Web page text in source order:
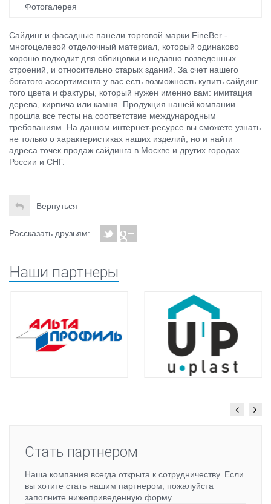
Фотогалерея
Сайдинг и фасадные панели торговой марки FineBer -
многоцелевой отделочный материал, который одинаково
хорошо подходит для облицовки и недавно возведенных
строений, и относительно старых зданий. За счет нашего
богатого ассортимента у вас есть возможность купить сайдинг
того цвета и фактуры, который нужен именно вам: имитация
дерева, кирпича или камня. Продукция нашей компании
прошла все тесты на соответствие международным
требованиям. На данном интернет-ресурсе вы сможете узнать
не только о характеристиках наших изделий, но и найти
адреса точек продаж сайдинга в Москве и других городах
России и СНГ.
Вернуться
Рассказать друзьям:
Наши партнеры
Стать партнером
Наша компания всегда открыта к сотрудничеству. Если
вы хотите стать нашим партнером, пожалуйста
заполните нижеприведенную форму.